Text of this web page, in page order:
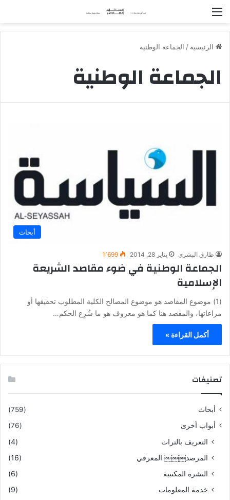
الرئيسية / الجماعة الوطنية
الجماعة الوطنية
أبحاث
طارق البشري يناير 28, 2014 1٬699
الجماعة الوطنية في ضوء مقاصد الشريعة
الإسلامية
(1) موضوع المقاصد هو موضوع المصالح الكلية المطلوب تحقيقها أو
مراعاتها، والمقصد هنا كما هو معروف هو ما شُرِع الحكم…
أكمل القراءة »
تصنيفات
أبحاث
(759)
أبواب أخرى
(76)
التعريف بالتراث
(4)
المرصد￼￼￼ المعرفي
(16)
النشرة المكتبية
(6)
خدمة المعلومات
(9)